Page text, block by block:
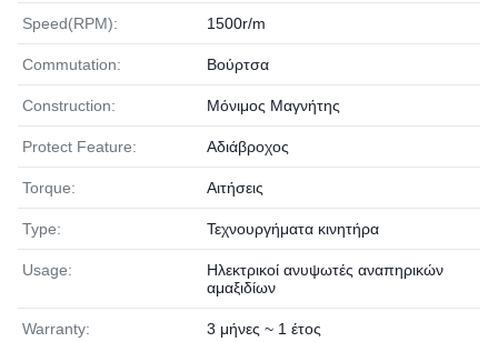
Speed(RPM): 1500r/m
Commutation: Βούρτσα
Construction: Μόνιμος Μαγνήτης
Protect Feature: Αδιάβροχος
Torque: Αιτήσεις
Type: Τεχνουργήματα κινητήρα
Usage:
Ηλεκτρικοί ανυψωτές αναπηρικών
αμαξιδίων
Warranty: 3 μήνες ~ 1 έτος